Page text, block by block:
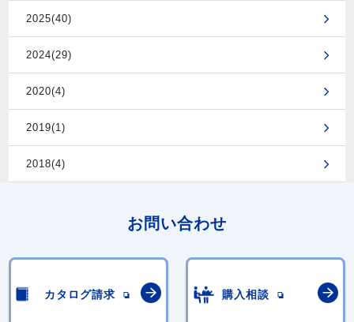
2025(40)
2024(29)
2020(4)
2019(1)
2018(4)
お問い合わせ
カタログ請求 購入相談